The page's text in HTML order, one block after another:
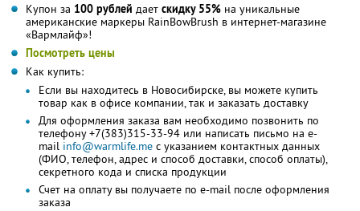
Купон за 100 рублей дает скидку 55% на уникальные
американские маркеры RainBowBrush в интернет-магазине
«Вармлайф»!
Посмотреть цены
Как купить:
Если вы находитесь в Новосибирске, вы можете купить
товар как в офисе компании, так и заказать доставку
Для оформления заказа вам необходимо позвонить по
телефону +7(383)315-33-94 или написать письмо на e-
mail info@warmlife.me с указанием контактных данных
(ФИО, телефон, адрес и способ доставки, способ оплаты),
секретного кода и списка продукции
Счет на оплату вы получаете по e-mail после оформления
заказа